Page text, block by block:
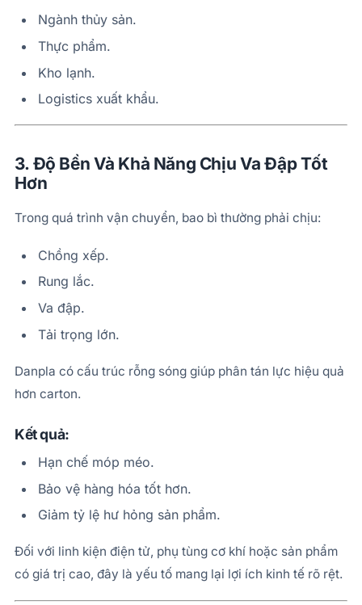
Ngành thủy sản.
Thực phẩm.
Kho lạnh.
Logistics xuất khẩu.
3. Độ Bền Và Khả Năng Chịu Va Đập Tốt
Hơn
Trong quá trình vận chuyển, bao bì thường phải chịu:
Chồng xếp.
Rung lắc.
Va đập.
Tải trọng lớn.
Danpla có cấu trúc rỗng sóng giúp phân tán lực hiệu quả
hơn carton.
Kết quả:
Hạn chế móp méo.
Bảo vệ hàng hóa tốt hơn.
Giảm tỷ lệ hư hỏng sản phẩm.
Đối với linh kiện điện tử, phụ tùng cơ khí hoặc sản phẩm
có giá trị cao, đây là yếu tố mang lại lợi ích kinh tế rõ rệt.